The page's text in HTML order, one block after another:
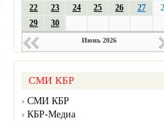
22
23 24 25 26 27
29
30
Июнь 2026
СМИ КБР
СМИ КБР
КБР-Медиа